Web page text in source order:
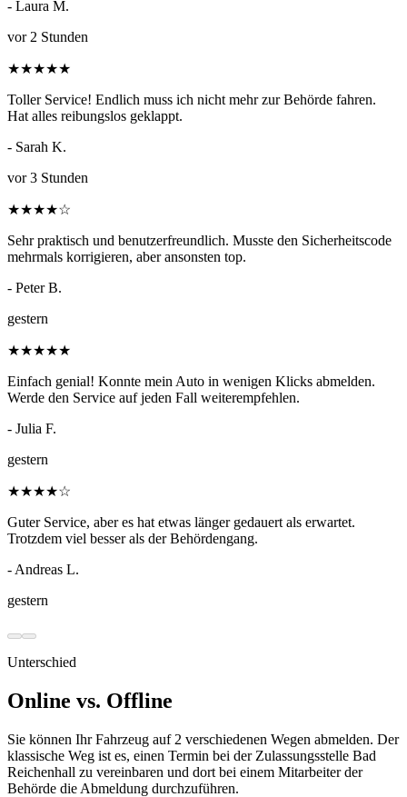
- Laura M.
vor 2 Stunden
★★★★★
Toller Service! Endlich muss ich nicht mehr zur Behörde fahren.
Hat alles reibungslos geklappt.
- Sarah K.
vor 3 Stunden
★★★★☆
Sehr praktisch und benutzerfreundlich. Musste den Sicherheitscode
mehrmals korrigieren, aber ansonsten top.
- Peter B.
gestern
★★★★★
Einfach genial! Konnte mein Auto in wenigen Klicks abmelden.
Werde den Service auf jeden Fall weiterempfehlen.
- Julia F.
gestern
★★★★☆
Guter Service, aber es hat etwas länger gedauert als erwartet.
Trotzdem viel besser als der Behördengang.
- Andreas L.
gestern
Unterschied
Online vs. Offline
Sie können Ihr Fahrzeug auf 2 verschiedenen Wegen abmelden. Der
klassische Weg ist es, einen Termin bei der Zulassungsstelle Bad
Reichenhall zu vereinbaren und dort bei einem Mitarbeiter der
Behörde die Abmeldung durchzuführen.